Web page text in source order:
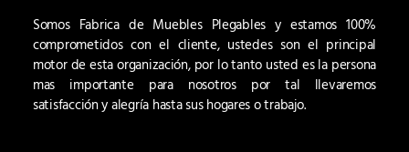
Somos Fabrica de Muebles Plegables y estamos 100%
comprometidos con el cliente, ustedes son el principal
motor de esta organización, por lo tanto usted es la persona
mas importante para nosotros por tal llevaremos
satisfacción y alegría hasta sus hogares o trabajo.